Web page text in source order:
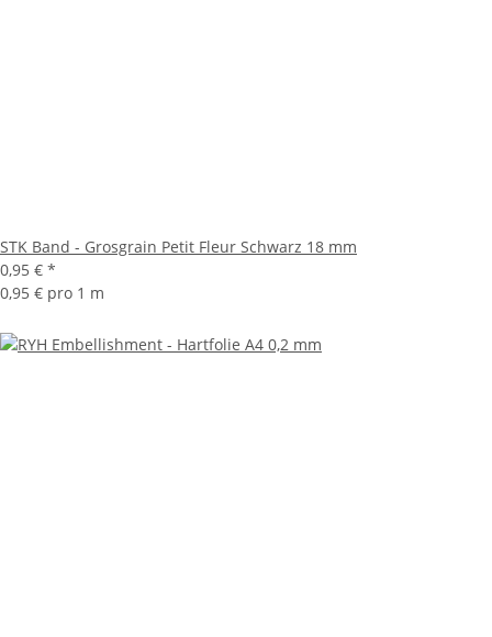
STK Band - Grosgrain Petit Fleur Schwarz 18 mm
0,95 € *
0,95 € pro 1 m